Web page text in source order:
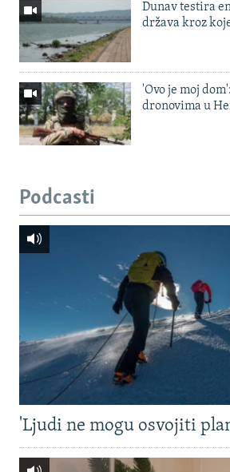
Dunav testira
država kroz
'Ovo je moj
dronovima u
Podcasti
'Ljudi ne mogu osvojiti